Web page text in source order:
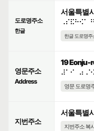
도로명주소
한글
서울특별
한글 도로명주
영문주소
Address
19 Eonju-
영문 도로명
지번주소
서울특별
지번주소 복